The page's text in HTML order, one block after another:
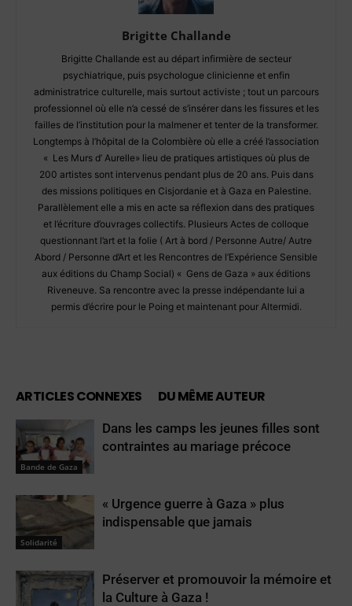
Brigitte Challande
Brigitte Challande est au départ infirmière de secteur
psychiatrique, puis psychologue clinicienne et enfin
administratrice culturelle, mais surtout activiste ; tout un parcours
professionnel où elle n’a cessé de s’insérer dans les fissures et les
failles de l’institution pour la malmener et tenter de la transformer.
Longtemps à l’hôpital de la Colombière où elle a créé l’association
« Les Murs d’ Aurelle» lieu de pratiques artistiques où plus de
200 artistes sont intervenus pendant plus de 20 ans. Puis dans
des missions politiques en Cisjordanie et à Gaza en Palestine.
Parallèlement elle a mis en acte sa réflexion dans des pratiques
et l’écriture d’ouvrages collectifs. Plusieurs Actes de colloque
questionnant l’art et la folie ( Art à bord / Personne Autre/ Autre
Abord / Personne d’Art et les Rencontres de l’Expérience Sensible
aux éditions du Champ Social) « Gens de Gaza » aux éditions
Riveneuve. Sa rencontre avec la presse indépendante lui a
permis d’écrire pour le Poing et maintenant pour Altermidi.
ARTICLES CONNEXES DU MÊME AUTEUR
Bande de Gaza
Dans les camps les jeunes filles sont
contraintes au mariage précoce
Solidarité
« Urgence guerre à Gaza » plus
indispensable que jamais
Préserver et promouvoir la mémoire et
la Culture à Gaza !